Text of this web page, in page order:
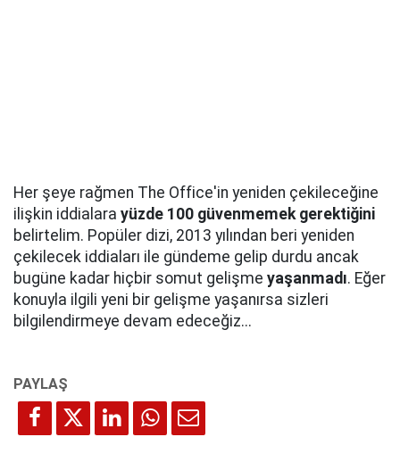
Her şeye rağmen The Office'in yeniden çekileceğine
ilişkin iddialara yüzde 100 güvenmemek gerektiğini
belirtelim. Popüler dizi, 2013 yılından beri yeniden
çekilecek iddiaları ile gündeme gelip durdu ancak
bugüne kadar hiçbir somut gelişme yaşanmadı. Eğer
konuyla ilgili yeni bir gelişme yaşanırsa sizleri
bilgilendirmeye devam edeceğiz...